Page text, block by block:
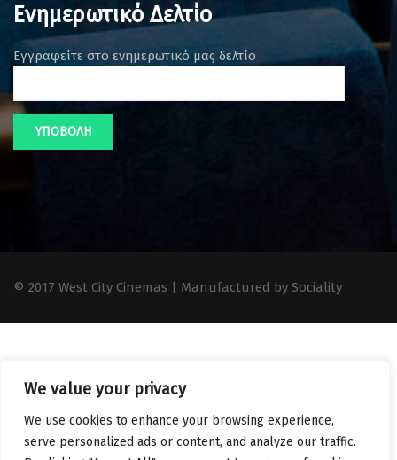
We value your privacy
We use cookies to enhance your browsing experience,
serve personalized ads or content, and analyze our traffic.
Ενημερωτικό Δελτίο
Εγγραφείτε στο ενημερωτικό μας δελτίο
© 2017 West City Cinemas | Manufactured by Sociality